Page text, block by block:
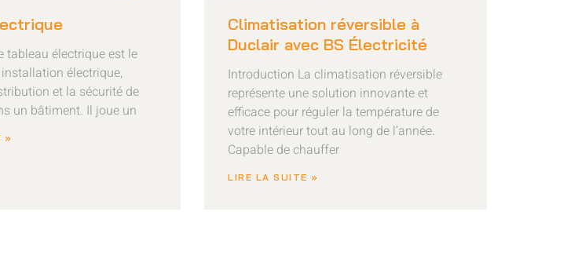
tableau électrique est le
électrique,
et la sécurité de
un bâtiment. Il joue un
»
Climatisation réversible à
Duclair avec BS Électricité
Introduction La climatisation réversible
représente une solution innovante et
efficace pour réguler la température de
votre intérieur tout au long de l’année.
Capable de chauffer
LIRE LA SUITE »